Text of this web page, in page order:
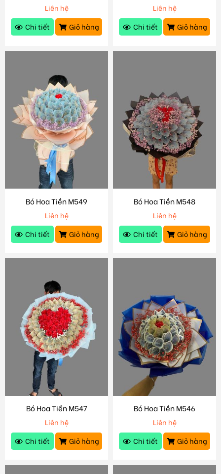
Liên hệ
Chi tiết
Giỏ hàng
Liên hệ
Chi tiết
Giỏ hàng
Bó Hoa Tiền M549
Liên hệ
Chi tiết
Giỏ hàng
Bó Hoa Tiền M548
Liên hệ
Chi tiết
Giỏ hàng
Bó Hoa Tiền M547
Liên hệ
Chi tiết
Giỏ hàng
Bó Hoa Tiền M546
Liên hệ
Chi tiết
Giỏ hàng